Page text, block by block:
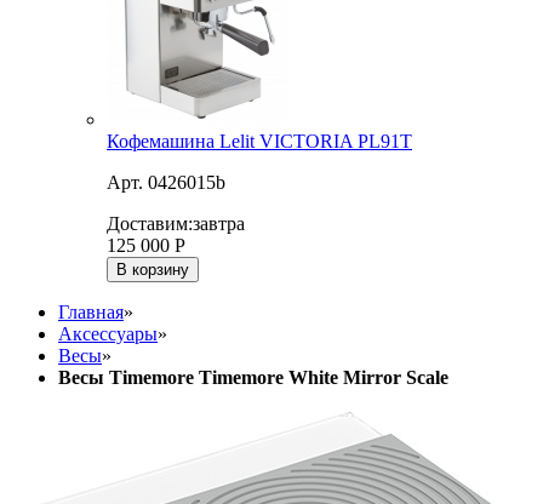
Кофемашина Lelit VICTORIA PL91T
Арт. 0426015b
Доставим:завтра
125 000 Р
В корзину
Главная»
Аксессуары»
Весы»
Весы Timemore Timemore White Mirror Scale